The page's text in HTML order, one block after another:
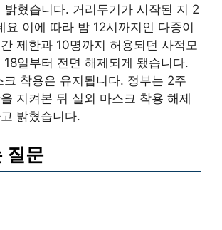
밝혔습니다. 거리두기가 시작된 지 2
요 이에 따라 밤 12시까지인 다중이
제한과 10명까지 허용되던 사적모
18일부터 전면 해제되게 됐습니다.
크 착용은 유지됩니다. 정부는 2주
지켜본 뒤 실외 마스크 착용 해제
밝혔습니다.
질문